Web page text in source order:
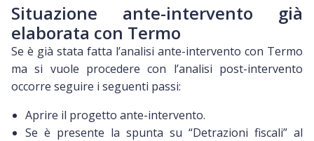
Situazione ante-intervento già
elaborata con Termo
Se è già stata fatta l’analisi ante-intervento con Termo
ma si vuole procedere con l’analisi post-intervento
occorre seguire i seguenti passi:
Aprire il progetto ante-intervento.
Se è presente la spunta su “Detrazioni fiscali” al